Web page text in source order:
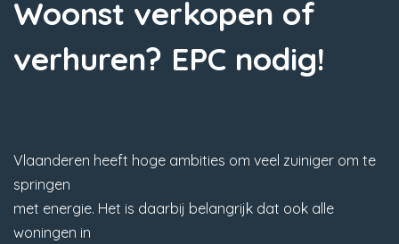
Woonst verkopen of
verhuren? EPC nodig!
Vlaanderen heeft hoge ambities om veel zuiniger om te
springen
met energie. Het is daarbij belangrijk dat ook alle
woningen in